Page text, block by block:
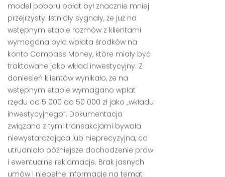
model poboru opłat był znacznie mniej
przejrzysty. Istniały sygnały, że już na
wstępnym etapie rozmów z klientami
wymagana była wpłata środków na
konto Compass Money, które miały być
traktowane jako wkład inwestycyjny. Z
doniesień klientów wynikało, że na
wstępnym etapie wymagano wpłat
rzędu od 5 000 do 50 000 zł jako „wkładu
inwestycyjnego”. Dokumentacja
związana z tymi transakcjami bywała
niewystarczająca lub nieprecyzyjna, co
utrudniało późniejsze dochodzenie praw
i ewentualne reklamacje. Brak jasnych
umów i niepełne informacje na temat